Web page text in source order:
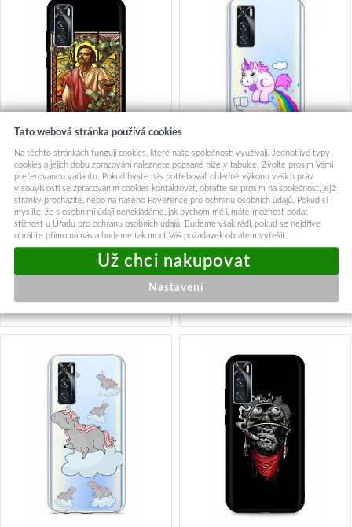
Zadní silikonový kryt DARK
na Vivo Y70 Narcos
89,-
Okamžité odeslání
Zadní silikonový kryt na Vivo
Y70 Rainbow Disaster
89,-
Okamžité odeslání
Tato webová stránka používá cookies
Na těchto stránkách fungují cookies, které naše společnosti využívají. Jednotlivé typy
cookies a jejich dobu zpracování naleznete popsané níže v tabulce. Zvolte prosím Vámi
preferovanou variantu. Pokud byste nás potřebovali ohledně výkonu vašich práv
v souvislosti se zpracováním cookies kontaktovat, obraťte se prosím na společnost, jejíž
stránky procházíte, nebo na našeho Pověřence pro ochranu osobních údajů. Pokud si
myslíte, že s osobními údaji nenakládáme, jak bychom měli, máte možnost podat
stížnost u Úřadu pro ochranu osobních údajů. Budeme však rádi, pokud se nejdříve
obrátíte přímo na nás a budeme tak moct Váš požadavek obratem vyřešit.
Nastavení